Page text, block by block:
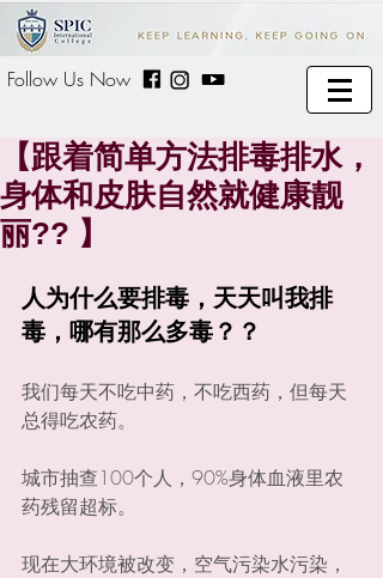
Follow Us Now
【跟着简单方法排毒排水，
身体和皮肤自然就健康靓
丽?? 】
人为什么要排毒，天天叫我排
毒，哪有那么多毒？？
我们每天不吃中药，不吃西药，但每天
总得吃农药。
城市抽查100个人，90%身体血液里农
药残留超标。
现在大环境被改变，空气污染水污染，